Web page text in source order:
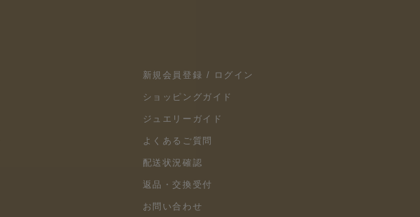
新規会員登録 / ログイン
ショッピングガイド
ジュエリーガイド
よくあるご質問
配送状況確認
返品・交換受付
お問い合わせ